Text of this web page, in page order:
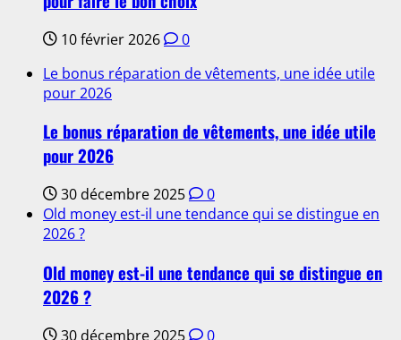
10 février 2026
0
Le bonus réparation de vêtements, une idée utile
pour 2026
Le bonus réparation de vêtements, une idée utile
pour 2026
30 décembre 2025
0
Old money est-il une tendance qui se distingue en
2026 ?
Old money est-il une tendance qui se distingue en
2026 ?
30 décembre 2025
0